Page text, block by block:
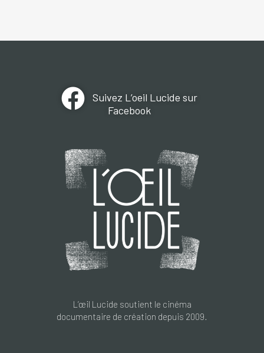
Suivez L’oeil Lucide sur
Facebook
L’œil Lucide soutient le cinéma
documentaire de création depuis 2009.